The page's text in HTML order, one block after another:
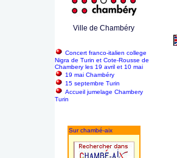
Ville de Chambéry
Concert franco-italien college
Nigra de Turin et Cote-Rousse de
Chambery les 19 avril et 10 mai
19 mai Chambéry
15 septembre Turin
Accueil jumelage Chambery
Turin
Sur chambé-aix